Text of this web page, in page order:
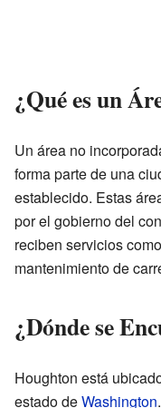
¿Qué es un
Un área no
forma parte de una
establecido. Estas
por el gobierno del
reciben servicios
mantenimiento de
¿Dónde se
Houghton está
estado deWashington